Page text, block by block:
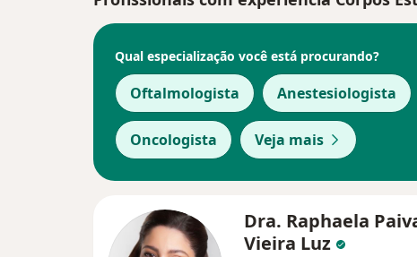
Qual especialização você está procurando?
Oftalmologista Anestesiologista
Oncologista Veja mais
Dra. Raphaela
Vieira Luz